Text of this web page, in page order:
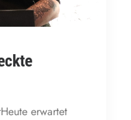
erwartet